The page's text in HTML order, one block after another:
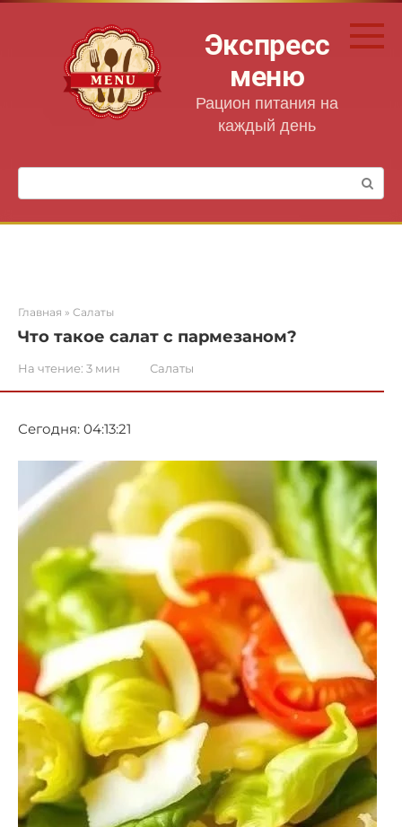
Перейти
Экспресс
меню
Рацион питания на
каждый день
Поиск:
Главная » Салаты
Что такое салат с пармезаном?
На чтение: 3 мин Салаты
Сегодня: 04:13:21